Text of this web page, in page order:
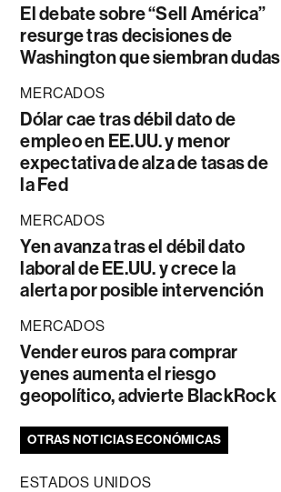
El debate sobre “Sell América”
resurge tras decisiones de
Washington que siembran dudas
MERCADOS
Dólar cae tras débil dato de
empleo en EE.UU. y menor
expectativa de alza de tasas de
la Fed
MERCADOS
Yen avanza tras el débil dato
laboral de EE.UU. y crece la
alerta por posible intervención
MERCADOS
Vender euros para comprar
yenes aumenta el riesgo
geopolítico, advierte BlackRock
OTRAS NOTICIAS ECONÓMICAS
ESTADOS UNIDOS